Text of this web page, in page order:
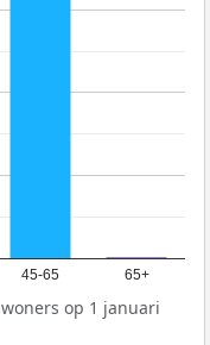
45-65 65+
op 1 januari